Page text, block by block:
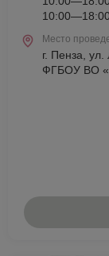
Место
г. Пенза,
ФГБОУ ВО